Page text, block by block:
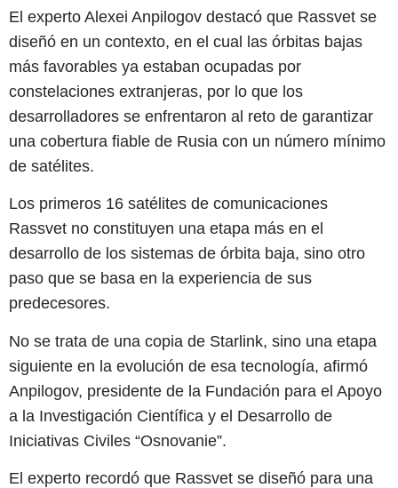
El experto Alexei Anpilogov destacó que Rassvet se
diseñó en un contexto, en el cual las órbitas bajas
más favorables ya estaban ocupadas por
constelaciones extranjeras, por lo que los
desarrolladores se enfrentaron al reto de garantizar
una cobertura fiable de Rusia con un número mínimo
de satélites.
Los primeros 16 satélites de comunicaciones
Rassvet no constituyen una etapa más en el
desarrollo de los sistemas de órbita baja, sino otro
paso que se basa en la experiencia de sus
predecesores.
No se trata de una copia de Starlink, sino una etapa
siguiente en la evolución de esa tecnología, afirmó
Anpilogov, presidente de la Fundación para el Apoyo
a la Investigación Científica y el Desarrollo de
Iniciativas Civiles “Osnovanie”.
El experto recordó que Rassvet se diseñó para una